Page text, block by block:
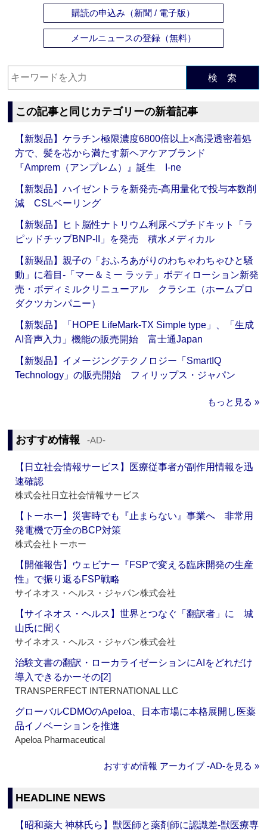
購読の申込み（新聞 / 電子版）
メールニュースの登録（無料）
検 索
この記事と同じカテゴリーの新着記事
【新製品】ケラチン極限濃度6800倍以上×高浸透密着処
方で、髪を芯から満たす新ヘアケアブランド
『Amprem（アンプレム）』誕生 I-ne
【新製品】ハイゼントラを新発売‐高用量化で投与本数削
減 CSLベーリング
【新製品】ヒト脳性ナトリウム利尿ペプチドキット「ラ
ピッドチップBNP-II」を発売 積水メディカル
【新製品】親子の「おふろあがりのわちゃわちゃひと騒
動」に着目‐「マー＆ミー ラッテ」ボディローション新発
売・ボディミルクリニューアル クラシエ（ホームプロ
ダクツカンパニー）
【新製品】「HOPE LifeMark-TX Simple type」、「生成
AI音声入力」機能の販売開始 富士通Japan
【新製品】イメージングテクノロジー「SmartIQ
Technology」の販売開始 フィリップス・ジャパン
もっと見る »
おすすめ情報 ‐AD‐
【日立社会情報サービス】医療従事者が副作用情報を迅
速確認
株式会社日立社会情報サービス
【トーホー】災害時でも『止まらない』事業へ 非常用
発電機で万全のBCP対策
株式会社トーホー
【開催報告】ウェビナー『FSPで変える臨床開発の生産
性』で振り返るFSP戦略
サイネオス・ヘルス・ジャパン株式会社
【サイネオス・ヘルス】世界とつなぐ「翻訳者」に 城
山氏に聞く
サイネオス・ヘルス・ジャパン株式会社
治験文書の翻訳・ローカライゼーションにAIをどれだけ
導入できるかーその[2]
TRANSPERFECT INTERNATIONAL LLC
グローバルCDMOのApeloa、日本市場に本格展開し医薬
品イノベーションを推進
Apeloa Pharmaceutical
おすすめ情報 アーカイブ ‐AD‐を見る »
HEADLINE NEWS
【昭和薬大 神林氏ら】獣医師と薬剤師に認識差‐獣医療専